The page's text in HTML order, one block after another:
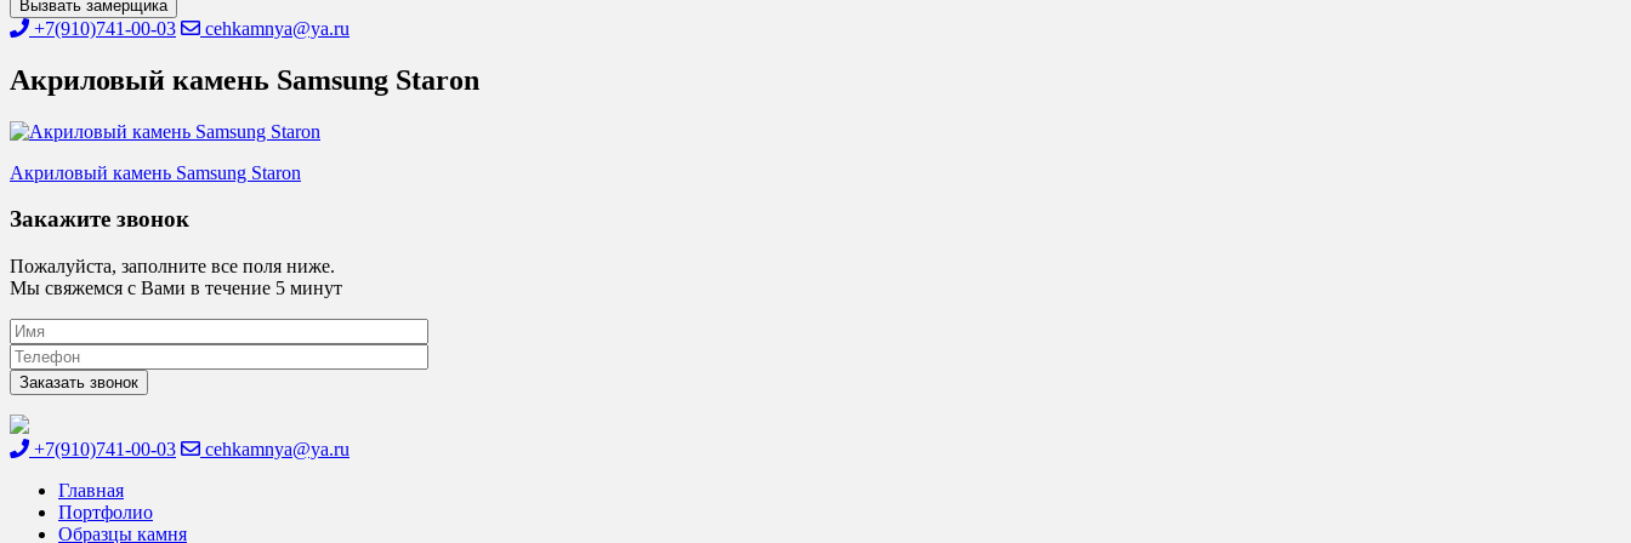
Вызвать замерщика
+7(910)741-00-03 cehkamnya@ya.ru
Акриловый камень Samsung Staron
Навигация
по
Акриловый камень Samsung Staron
Закажите звонок
Пожалуйста, заполните все поля ниже.
Мы свяжемся с Вами в течение 5 минут
+7(910)741-00-03
cehkamnya@ya.ru
Главная
Портфолио
Образцы камня